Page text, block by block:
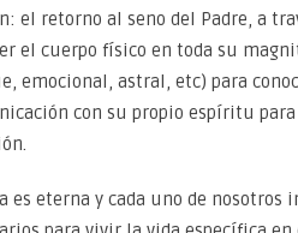
el retorno al seno del Padre, a
el cuerpo físico en toda su
emocional, astral, etc) para
con su propio espíritu
es eterna y cada uno de